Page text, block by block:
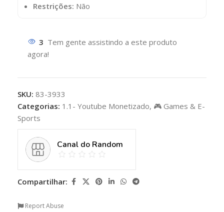
Restrições: Não
3 Tem gente assistindo a este produto
agora!
SKU: 83-3933
Categorias: 1.1- Youtube Monetizado, 🎮 Games & E-
Sports
Canal do Random
Compartilhar:
Report Abuse